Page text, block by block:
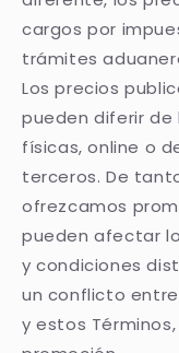
cargos por
trámites
Los precios
pueden diferir de
físicas, online o
terceros. De
ofrezcamos
pueden afectar
y condiciones
un conflicto
y estos